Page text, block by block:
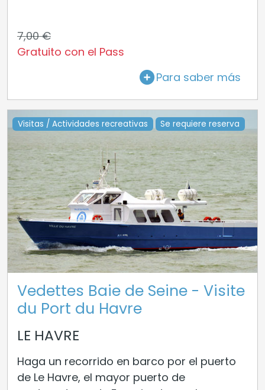
7,00 €
Gratuito con el Pass
Para saber más
Visitas / Actividades recreativas Se requiere reserva
Vedettes Baie de Seine - Visite
du Port du Havre
LE HAVRE
Haga un recorrido en barco por el puerto
de Le Havre, el mayor puerto de